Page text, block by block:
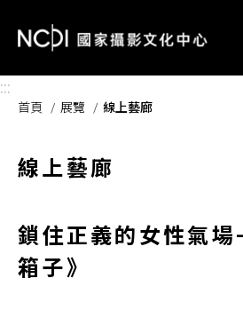
:::
首頁 展覽 線上藝廊
線上藝廊
鎖住正義的女性氣
箱子》